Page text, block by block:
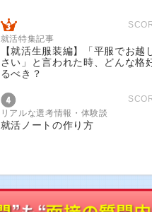
就活特集記事
【就活生服装編】「平服でお越
さい」と言われた時、どんな格
るべき？
リアルな選考情報・体験談
就活ノートの作り方